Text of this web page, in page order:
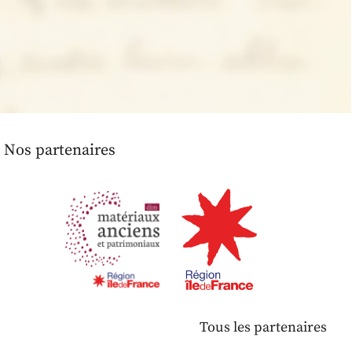
Nos partenaires
Tous les partenaires